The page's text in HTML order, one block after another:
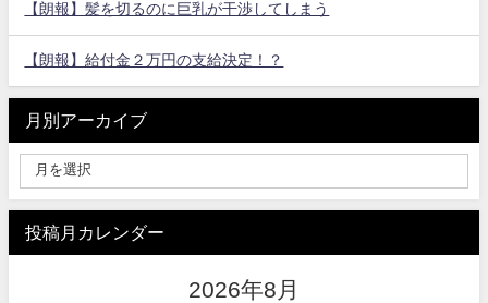
【朗報】髪を切るのに巨乳が干渉してしまう
【朗報】給付金２万円の支給決定！？
月別アーカイブ
投稿月カレンダー
2026年8月